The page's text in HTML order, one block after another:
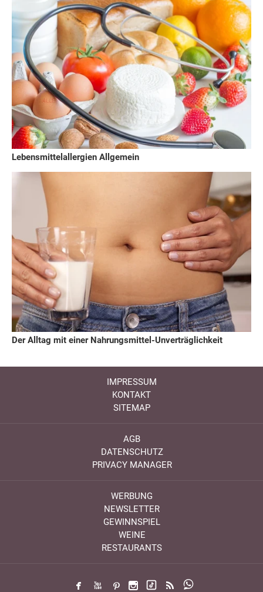
Lebensmittelallergien Allgemein
Der Alltag mit einer Nahrungsmittel-Unverträglichkeit
IMPRESSUM
KONTAKT
SITEMAP
AGB
DATENSCHUTZ
PRIVACY MANAGER
WERBUNG
NEWSLETTER
GEWINNSPIEL
WEINE
RESTAURANTS